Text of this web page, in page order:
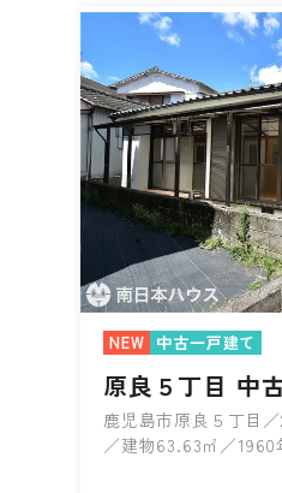
NEW 中古一戸建て
原良５丁目 中
鹿児島市原良５丁目
／建物63.63㎡／1960